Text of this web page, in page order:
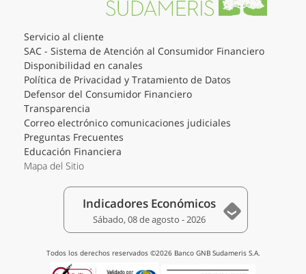
Servicio al cliente
SAC - Sistema de Atención al Consumidor Financiero
Disponibilidad en canales
Política de Privacidad y Tratamiento de Datos
Defensor del Consumidor Financiero
Transparencia
Correo electrónico comunicaciones judiciales
Preguntas Frecuentes
Educación Financiera
Mapa del Sitio
Indicadores Económicos
Sábado, 08 de agosto - 2026
Todos los derechos reservados ©2026 Banco GNB Sudameris S.A.